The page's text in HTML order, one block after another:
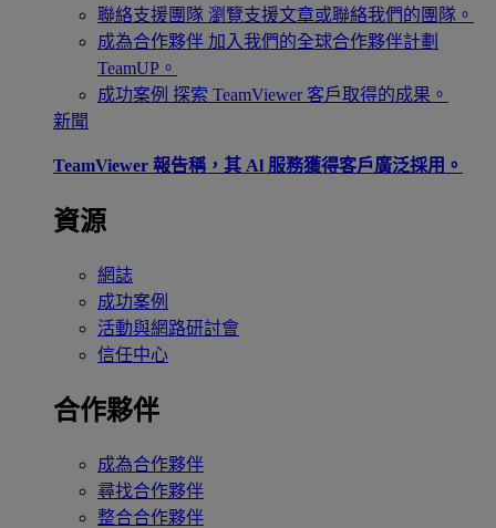
聯絡支援團隊 瀏覽支援文章或聯絡我們的團隊。
成為合作夥伴 加入我們的全球合作夥伴計劃
TeamUP。
成功案例 探索 TeamViewer 客戶取得的成果。
新聞
TeamViewer 報告稱，其 Al 服務獲得客戶廣泛採用。
資源
網誌
成功案例
活動與網路研討會
信任中心
合作夥伴
成為合作夥伴
尋找合作夥伴
整合合作夥伴